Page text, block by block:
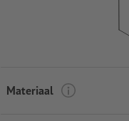
Materiaal